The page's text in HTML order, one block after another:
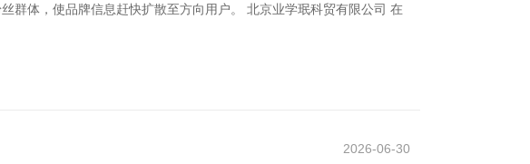
群体，使品牌信息赶快扩散至方向用户。 北京业学珉科贸有限公司 在
2026-06-30